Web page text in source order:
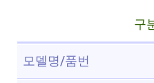
구
모델명/품번